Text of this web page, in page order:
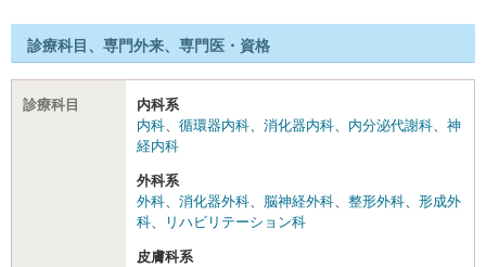
診療科目、専門外来、専門医・資格
診療科目
内科系
内科
循環器内科 消化器内科 内分泌代謝科
神
経内科
外科系
外科
消化器外科 脳神経外科 整形外科
形成外
科
リハビリテーション科
皮膚科系